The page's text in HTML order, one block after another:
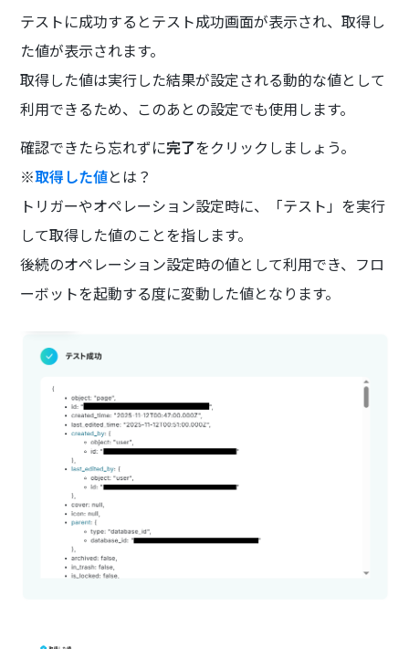
テストに成功するとテスト成功画面が表示され、取得し
た値が表示されます。
取得した値は実行した結果が設定される動的な値として
利用できるため、このあとの設定でも使用します。
確認できたら忘れずに完了をクリックしましょう。
※取得した値とは？
トリガーやオペレーション設定時に、「テスト」を実行
して取得した値のことを指します。
後続のオペレーション設定時の値として利用でき、フロ
ーボットを起動する度に変動した値となります。